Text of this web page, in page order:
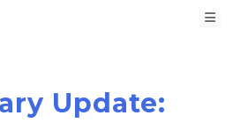
주)콕스랩
Update: